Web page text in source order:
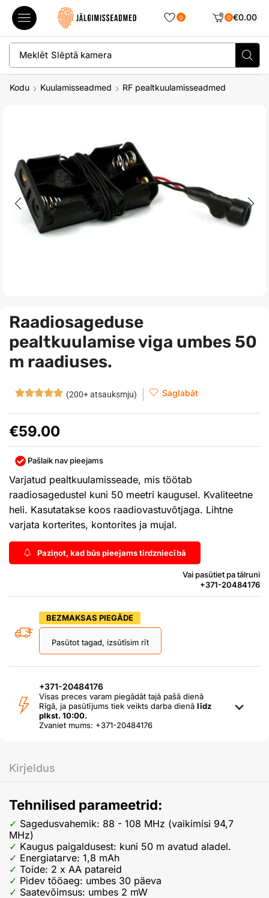
0 0 €0.00
Meklēt Slēptā kamera
Kodu Kuulamisseadmed RF pealtkuulamisseadmed
Raadiosageduse
pealtkuulamise viga umbes 50
m raadiuses.
(200+ atsauksmju) Saglabāt
€59.00
Pašlaik nav pieejams
Varjatud pealtkuulamisseade, mis töötab
raadiosagedustel kuni 50 meetri kaugusel. Kvaliteetne
heli. Kasutatakse koos raadiovastuvõtjaga. Lihtne
varjata korterites, kontorites ja mujal.
Paziņot, kad būs pieejams tirdzniecībā
Vai pasūtiet pa tālruni
+371-20484176
BEZMAKSAS PIEGĀDE
Pasūtot tagad, izsūtīsim rīt
+371-20484176
Visas preces varam piegādāt tajā pašā dienā
Rīgā, ja pasūtījums tiek veikts darba dienā līdz
plkst. 10:00.
Zvaniet mums: +371-20484176
Kirjeldus
Tehnilised parameetrid:
Sagedusvahemik: 88 - 108 MHz (vaikimisi 94,7
MHz)
Kaugus paigaldusest: kuni 50 m avatud aladel.
Energiatarve: 1,8 mAh
Toide: 2 x AA patareid
Pidev tööaeg: umbes 30 päeva
Saatevõimsus: umbes 2 mW